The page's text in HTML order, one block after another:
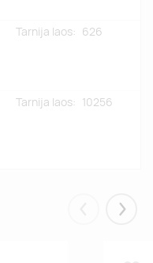
Tarnija laos: 626
Tarnija laos: 10256
Eelmised